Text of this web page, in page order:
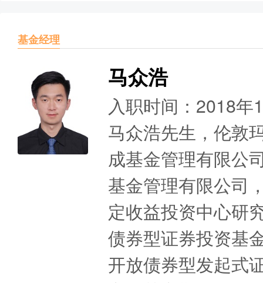
基金经理
马众浩
入职时间：2018年
马众浩先生，伦敦
成基金管理有限公
基金管理有限公司
定收益投资中心研
债券型证券投资基
开放债券型发起式